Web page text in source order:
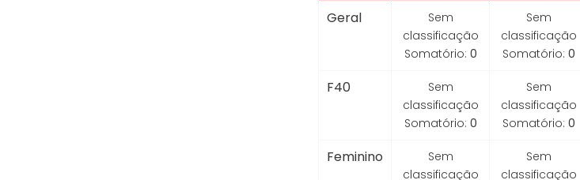
Geral
Sem
classificação
Somatório: 0
Sem
classificação
Somatório: 0
F40
Sem
classificação
Somatório: 0
Sem
classificação
Somatório: 0
Feminino
Sem
classificação
Sem
classificação